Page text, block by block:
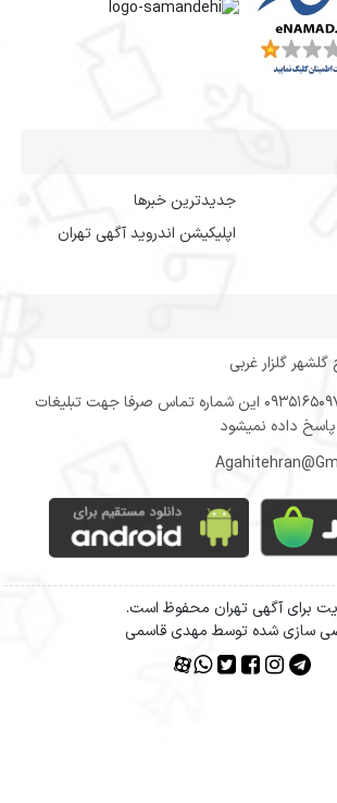
جدیدترین خبرها
اپلیکیشن اندروید آگهی تهران
گلشهر گلزار غربی
09351650974 این شماره تماس صرفا جهت تبلیغات
داده نمیشود
برای آگهی تهران محفوظ است.
سازی شده توسط مهدی قاسمی